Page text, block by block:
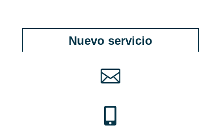
Nuevo servicio

